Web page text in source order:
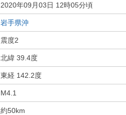
2020年09月03日 12時05分頃
岩手県沖
震度2
北緯 39.4度
東経 142.2度
M4.1
約50km